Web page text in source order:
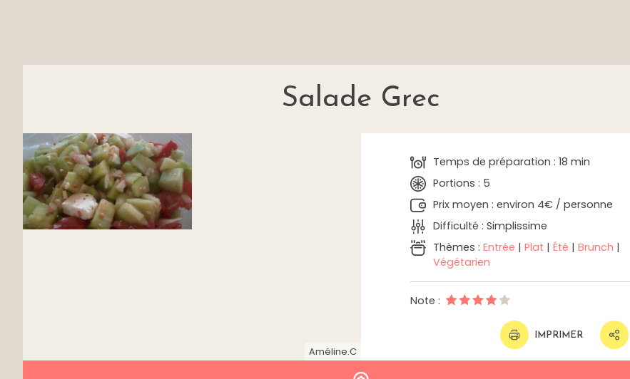
Salade Grec
Améline.C
Temps de préparation : 18 min
Portions : 5
Prix moyen : environ 4€ / personne
Difficulté : Simplissime
Thèmes :Entrée |Plat |Été |Brunch |
Végétarien
Note :
IMPRIMER